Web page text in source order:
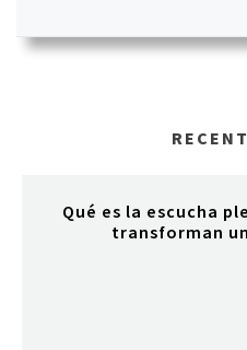
Qué es la escucha
transforman